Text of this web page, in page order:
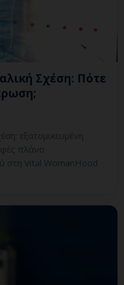
Σχέση: Πότε
εξατομικευμένη
πλάνο
στη Vital WomanHood